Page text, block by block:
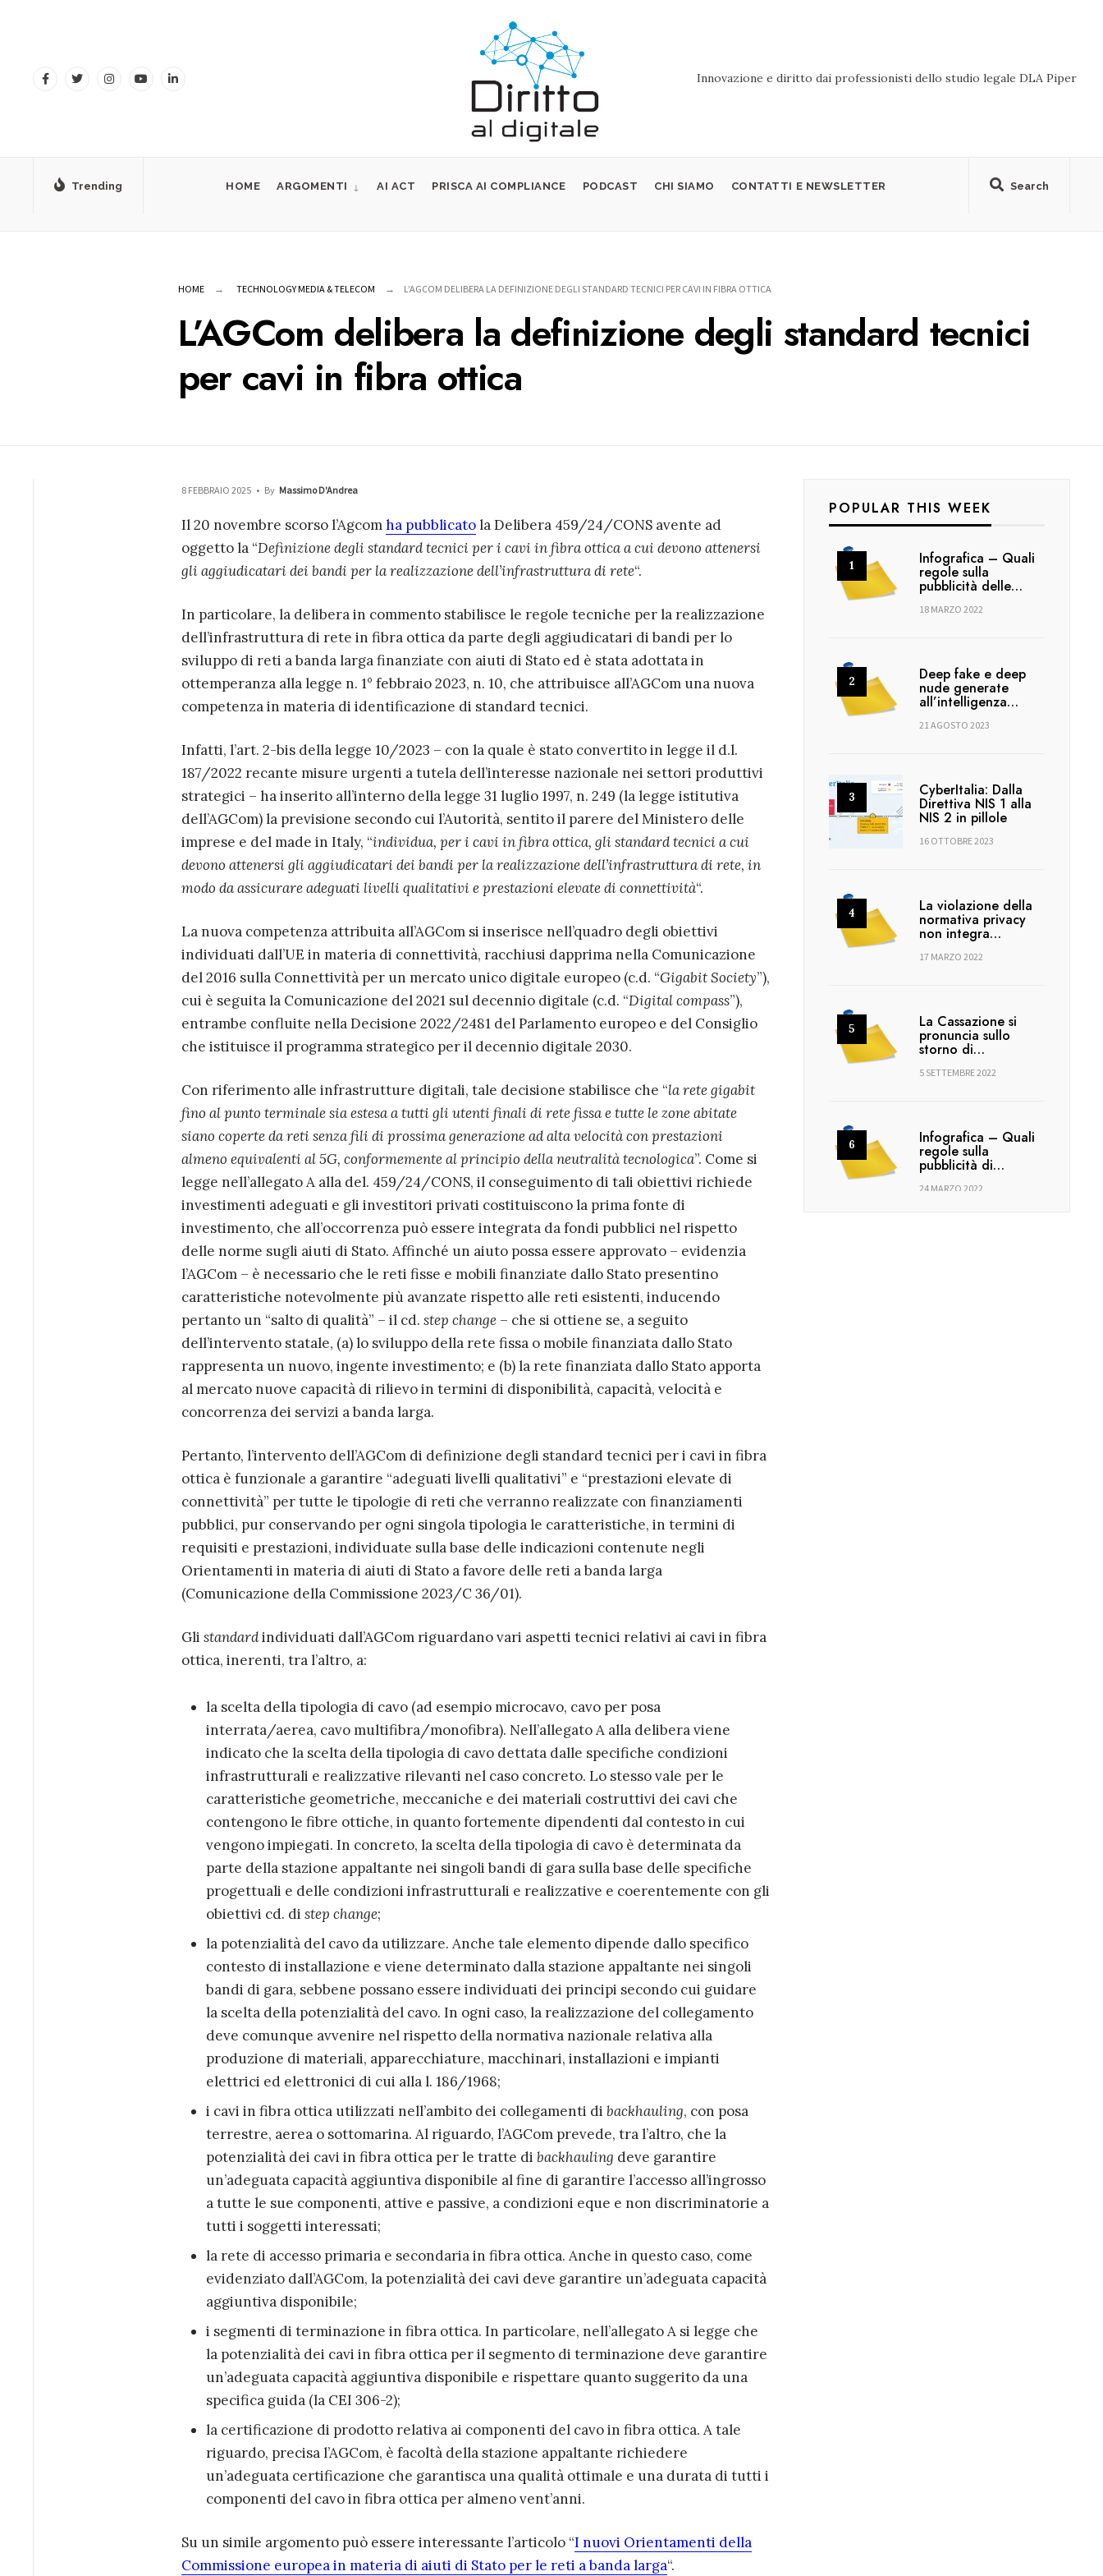
Innovazione e diritto dai professionisti dello studio legale DLA Piper
Trending Search
HOME ARGOMENTI AI ACT PRISCA AI COMPLIANCE PODCAST CHI SIAMO CONTATTI E NEWSLETTER
HOME TECHNOLOGY MEDIA & TELECOM L’AGCOM DELIBERA LA DEFINIZIONE DEGLI STANDARD TECNICI PER CAVI IN FIBRA OTTICA
L’AGCom delibera la definizione degli standard tecnici
per cavi in fibra ottica
8 FEBBRAIO 2025 • By Massimo D'Andrea
Il 20 novembre scorso l’Agcomha pubblicatola Delibera 459/24/CONS avente ad
oggetto la “Definizione degli standard tecnici per i cavi in fibra ottica a cui devono attenersi
gli aggiudicatari dei bandi per la realizzazione dell’infrastruttura di rete“.
In particolare, la delibera in commento stabilisce le regole tecniche per la realizzazione
dell’infrastruttura di rete in fibra ottica da parte degli aggiudicatari di bandi per lo
sviluppo di reti a banda larga finanziate con aiuti di Stato ed è stata adottata in
ottemperanza alla legge n. 1° febbraio 2023, n. 10, che attribuisce all’AGCom una nuova
competenza in materia di identificazione di standard tecnici.
Infatti, l’art. 2-bis della legge 10/2023 – con la quale è stato convertito in legge il d.l.
187/2022 recante misure urgenti a tutela dell’interesse nazionale nei settori produttivi
strategici – ha inserito all’interno della legge 31 luglio 1997, n. 249 (la legge istitutiva
dell’AGCom) la previsione secondo cui l’Autorità, sentito il parere del Ministero delle
imprese e del made in Italy, “individua, per i cavi in fibra ottica, gli standard tecnici a cui
devono attenersi gli aggiudicatari dei bandi per la realizzazione dell’infrastruttura di rete, in
modo da assicurare adeguati livelli qualitativi e prestazioni elevate di connettività“.
La nuova competenza attribuita all’AGCom si inserisce nell’quadro degli obiettivi
individuati dall’UE in materia di connettività, racchiusi dapprima nella Comunicazione
del 2016 sulla Connettività per un mercato unico digitale europeo (c.d. “Gigabit Society”),
cui è seguita la Comunicazione del 2021 sul decennio digitale (c.d. “Digital compass”),
entrambe confluite nella Decisione 2022/2481 del Parlamento europeo e del Consiglio
che istituisce il programma strategico per il decennio digitale 2030.
Con riferimento alle infrastrutture digitali, tale decisione stabilisce che “la rete gigabit
fino al punto terminale sia estesa a tutti gli utenti finali di rete fissa e tutte le zone abitate
siano coperte da reti senza fili di prossima generazione ad alta velocità con prestazioni
almeno equivalenti al 5G, conformemente al principio della neutralità tecnologica”. Come si
legge nell’allegato A alla del. 459/24/CONS, il conseguimento di tali obiettivi richiede
investimenti adeguati e gli investitori privati costituiscono la prima fonte di
investimento, che all’occorrenza può essere integrata da fondi pubblici nel rispetto
delle norme sugli aiuti di Stato. Affinché un aiuto possa essere approvato – evidenzia
l’AGCom – è necessario che le reti fisse e mobili finanziate dallo Stato presentino
caratteristiche notevolmente più avanzate rispetto alle reti esistenti, inducendo
pertanto un “salto di qualità” – il cd. step change– che si ottiene se, a seguito
dell’intervento statale, (a) lo sviluppo della rete fissa o mobile finanziata dallo Stato
rappresenta un nuovo, ingente investimento; e (b) la rete finanziata dallo Stato apporta
al mercato nuove capacità di rilievo in termini di disponibilità, capacità, velocità e
concorrenza dei servizi a banda larga.
Pertanto, l’intervento dell’AGCom di definizione degli standard tecnici per i cavi in fibra
ottica è funzionale a garantire “adeguati livelli qualitativi” e “prestazioni elevate di
connettività” per tutte le tipologie di reti che verranno realizzate con finanziamenti
pubblici, pur conservando per ogni singola tipologia le caratteristiche, in termini di
requisiti e prestazioni, individuate sulla base delle indicazioni contenute negli
Orientamenti in materia di aiuti di Stato a favore delle reti a banda larga
(Comunicazione della Commissione 2023/C 36/01).
Gli standardindividuati dall’AGCom riguardano vari aspetti tecnici relativi ai cavi in fibra
ottica, inerenti, tra l’altro, a:
la scelta della tipologia di cavo (ad esempio microcavo, cavo per posa
interrata/aerea, cavo multifibra/monofibra). Nell’allegato A alla delibera viene
indicato che la scelta della tipologia di cavo dettata dalle specifiche condizioni
infrastrutturali e realizzative rilevanti nel caso concreto. Lo stesso vale per le
caratteristiche geometriche, meccaniche e dei materiali costruttivi dei cavi che
contengono le fibre ottiche, in quanto fortemente dipendenti dal contesto in cui
vengono impiegati. In concreto, la scelta della tipologia di cavo è determinata da
parte della stazione appaltante nei singoli bandi di gara sulla base delle specifiche
progettuali e delle condizioni infrastrutturali e realizzative e coerentemente con gli
obiettivi cd. di step change;
la potenzialità del cavo da utilizzare. Anche tale elemento dipende dallo specifico
contesto di installazione e viene determinato dalla stazione appaltante nei singoli
bandi di gara, sebbene possano essere individuati dei principi secondo cui guidare
la scelta della potenzialità del cavo. In ogni caso, la realizzazione del collegamento
deve comunque avvenire nel rispetto della normativa nazionale relativa alla
produzione di materiali, apparecchiature, macchinari, installazioni e impianti
elettrici ed elettronici di cui alla l. 186/1968;
i cavi in fibra ottica utilizzati nell’ambito dei collegamenti di backhauling, con posa
terrestre, aerea o sottomarina. Al riguardo, l’AGCom prevede, tra l’altro, che la
potenzialità dei cavi in fibra ottica per le tratte di backhauling deve garantire
un’adeguata capacità aggiuntiva disponibile al fine di garantire l’accesso all’ingrosso
a tutte le sue componenti, attive e passive, a condizioni eque e non discriminatorie a
tutti i soggetti interessati;
la rete di accesso primaria e secondaria in fibra ottica. Anche in questo caso, come
evidenziato dall’AGCom, la potenzialità dei cavi deve garantire un’adeguata capacità
aggiuntiva disponibile;
i segmenti di terminazione in fibra ottica. In particolare, nell’allegato A si legge che
la potenzialità dei cavi in fibra ottica per il segmento di terminazione deve garantire
un’adeguata capacità aggiuntiva disponibile e rispettare quanto suggerito da una
specifica guida (la CEI 306-2);
la certificazione di prodotto relativa ai componenti del cavo in fibra ottica. A tale
riguardo, precisa l’AGCom, è facoltà della stazione appaltante richiedere
un’adeguata certificazione che garantisca una qualità ottimale e una durata di tutti i
componenti del cavo in fibra ottica per almeno vent’anni.
Su un simile argomento può essere interessante l’articolo “I nuovi Orientamenti della
Commissione europea in materia di aiuti di Stato per le reti a banda larga“.
POPULAR THIS WEEK
Infografica – Quali
regole sulla
pubblicità delle…
18 MARZO 2022
Deep fake e deep
nude generate
all’intelligenza…
21 AGOSTO 2023
CyberItalia: Dalla
Direttiva NIS 1 alla
NIS 2 in pillole
16 OTTOBRE 2023
La violazione della
normativa privacy
non integra…
17 MARZO 2022
La Cassazione si
pronuncia sullo
storno di…
5 SETTEMBRE 2022
Infografica – Quali
regole sulla
pubblicità di…
24 MARZO 2022